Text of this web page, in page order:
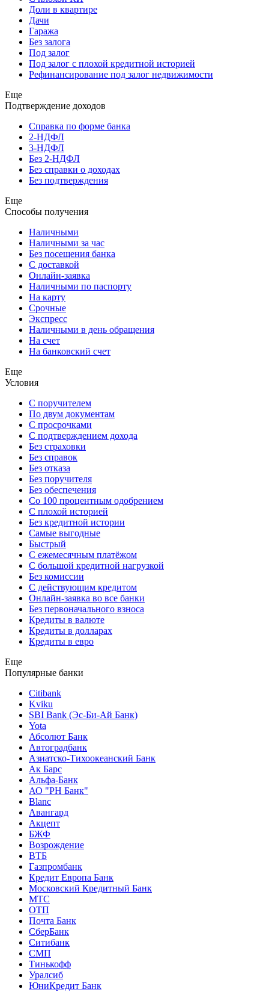
Доли в квартире
Дачи
Гаража
Без залога
Под залог
Под залог с плохой кредитной историей
Рефинансирование под залог недвижимости
Еще
Подтверждение доходов
Справка по форме банка
2-НДФЛ
3-НДФЛ
Без 2-НДФЛ
Без справки о доходах
Без подтверждения
Еще
Способы получения
Наличными
Наличными за час
Без посещения банка
С доставкой
Онлайн-заявка
Наличными по паспорту
На карту
Срочные
Экспресс
Наличными в день обращения
На счет
На банковский счет
Еще
Условия
С поручителем
По двум документам
С просрочками
С подтверждением дохода
Без страховки
Без справок
Без отказа
Без поручителя
Без обеспечения
Со 100 процентным одобрением
С плохой историей
Без кредитной истории
Самые выгодные
Быстрый
С ежемесячным платёжом
С большой кредитной нагрузкой
Без комиссии
С действующим кредитом
Онлайн-заявка во все банки
Без первоначального взноса
Кредиты в валюте
Кредиты в долларах
Кредиты в евро
Еще
Популярные банки
Citibank
Kviku
SBI Bank (Эс-Би-Ай Банк)
Yota
Абсолют Банк
Автоградбанк
Азиатско-Тихоокеанский Банк
Ак Барс
Альфа-Банк
АО "РН Банк"
Blanc
Авангард
Акцепт
БЖФ
Возрождение
ВТБ
Газпромбанк
Кредит Европа Банк
Московский Кредитный Банк
МТС
ОТП
Почта Банк
СберБанк
Ситибанк
СМП
Тинькофф
Уралсиб
ЮниКредит Банк